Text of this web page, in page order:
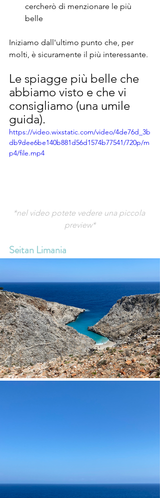
cercherò di menzionare le più
belle
Iniziamo dall'ultimo punto che, per
molti, è sicuramente il più interessante.
Le spiagge più belle che
abbiamo visto e che vi
consigliamo (una umile
guida).
https://video.wixstatic.com/video/4de76d_3b
db9dee6be140b881d56d1574b77541/720p/m
p4/file.mp4
*nel video potete vedere una piccola
preview*
Seitan Limania